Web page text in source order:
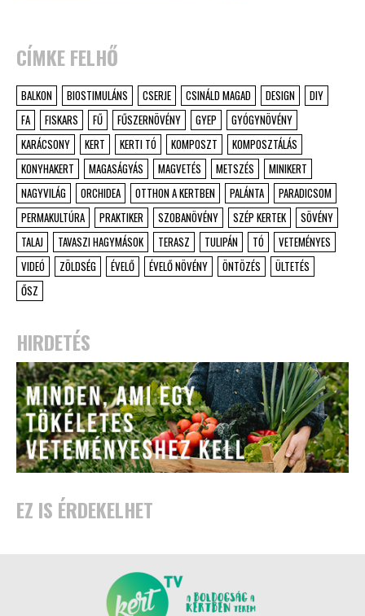
CÍMKE FELHŐ
BALKON BIOSTIMULÁNS CSERJE CSINÁLD MAGAD DESIGN
DIY
FA
FISKARS FŰ FŰSZERNÖVÉNY GYEP
GYÓGYNÖVÉNY
KARÁCSONY
KERT KERTI TÓ KOMPOSZT
KOMPOSZTÁLÁS
KONYHAKERT
MAGASÁGYÁS MAGVETÉS METSZÉS
MINIKERT
NAGYVILÁG
ORCHIDEA OTTHON A KERTBEN PALÁNTA
PARADICSOM
PERMAKULTÚRA
PRAKTIKER SZOBANÖVÉNY SZÉP KERTEK
SÖVÉNY
TALAJ
TAVASZI HAGYMÁSOK TERASZ TULIPÁN TÓ
VETEMÉNYES
VIDEÓ
ZÖLDSÉG ÉVELŐ ÉVELŐ NÖVÉNY ÖNTÖZÉS
ÜLTETÉS
ŐSZ
HIRDETÉS
EZ IS ÉRDEKELHET